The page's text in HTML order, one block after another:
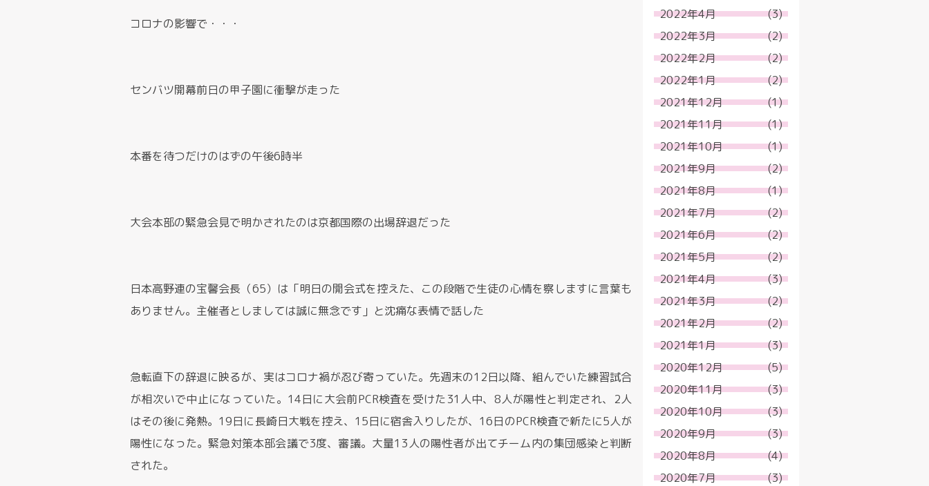
コロナの影響で・・・
センバツ開幕前日の甲子園に衝撃が走った
本番を待つだけのはずの午後6時半
大会本部の緊急会見で明かされたのは京都国際の出場辞退だった
日本高野連の宝馨会長（65）は「明日の開会式を控えた、この段階で生徒の心情を察しますに言葉も
ありません。主催者としましては誠に無念です」と沈痛な表情で話した
急転直下の辞退に映るが、実はコロナ禍が忍び寄っていた。先週末の12日以降、組んでいた練習試合
が相次いで中止になっていた。14日に大会前PCR検査を受けた31人中、8人が陽性と判定され、2人
はその後に発熱。19日に長崎日大戦を控え、15日に宿舎入りしたが、16日のPCR検査で新たに5人が
陽性になった。緊急対策本部会議で3度、審議。大量13人の陽性者が出てチーム内の集団感染と判断
された。
2022年4月
(3)
2022年3月
(2)
2022年2月
(2)
2022年1月
(2)
2021年12月
(1)
2021年11月
(1)
2021年10月
(1)
2021年9月
(2)
2021年8月
(1)
2021年7月
(2)
2021年6月
(2)
2021年5月
(2)
2021年4月
(3)
2021年3月
(2)
2021年2月
(2)
2021年1月
(3)
2020年12月
(5)
2020年11月
(3)
2020年10月
(3)
2020年9月
(3)
2020年8月
(4)
2020年7月
(3)